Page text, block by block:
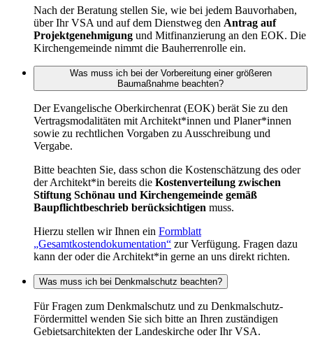
Nach der Beratung stellen Sie, wie bei jedem Bauvorhaben,
über Ihr VSA und auf dem Dienstweg den Antrag auf
Projektgenehmigung und Mitfinanzierung an den EOK. Die
Kirchengemeinde nimmt die Bauherrenrolle ein.
Was muss ich bei der Vorbereitung einer größeren
Baumaßnahme beachten?
Der Evangelische Oberkirchenrat (EOK) berät Sie zu den
Vertragsmodalitäten mit Architekt*innen und Planer*innen
sowie zu rechtlichen Vorgaben zu Ausschreibung und
Vergabe.
Bitte beachten Sie, dass schon die Kostenschätzung des oder
der Architekt*in bereits die Kostenverteilung zwischen
Stiftung Schönau und Kirchengemeinde gemäß
Baupflichtbeschrieb berücksichtigen muss.
Hierzu stellen wir Ihnen ein Formblatt
„Gesamtkostendokumentation“ zur Verfügung. Fragen dazu
kann der oder die Architekt*in gerne an uns direkt richten.
Was muss ich bei Denkmalschutz beachten?
Für Fragen zum Denkmalschutz und zu Denkmalschutz-
Fördermittel wenden Sie sich bitte an Ihren zuständigen
Gebietsarchitekten der Landeskirche oder Ihr VSA.